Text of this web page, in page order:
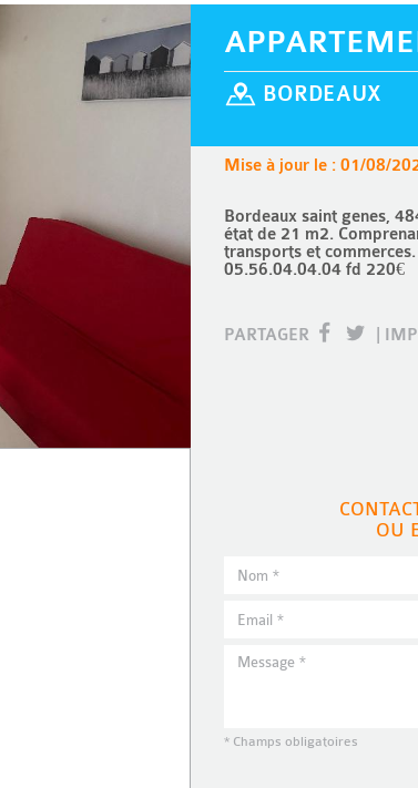
BORDEAUX
Mise à jour le : 01/08/
Bordeaux saint genes,
état de 21 m2.
transports et
05.56.04.04.04 fd 220€
PARTAGER
OU
* Champs obligatoires